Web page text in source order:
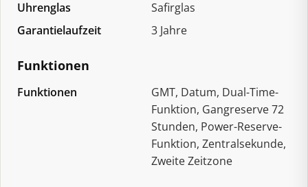
Uhrenglas
Safirglas
Garantielaufzeit
3 Jahre
Funktionen
Funktionen
GMT, Datum, Dual-Time-
Funktion, Gangreserve 72
Stunden, Power-Reserve-
Funktion, Zentralsekunde,
Zweite Zeitzone